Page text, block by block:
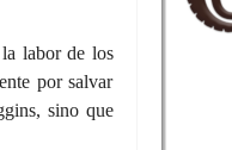
la labor de los
por salvar
sino que